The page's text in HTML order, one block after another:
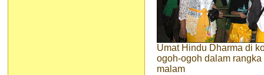
Umat Hindu Dharma di
ogoh-ogoh dalam
malam